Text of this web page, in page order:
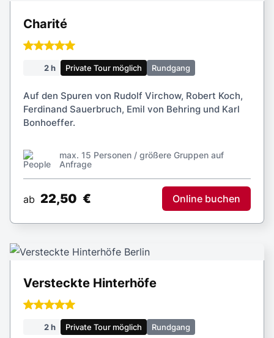
Charité
2 h Private Tour möglich Rundgang
Auf den Spuren von Rudolf Virchow, Robert Koch,
Ferdinand Sauerbruch, Emil von Behring und Karl
Bonhoeffer.
max. 15 Personen / größere Gruppen auf
Anfrage
ab 22,50 € Online buchen
Versteckte Hinterhöfe
2 h Private Tour möglich Rundgang